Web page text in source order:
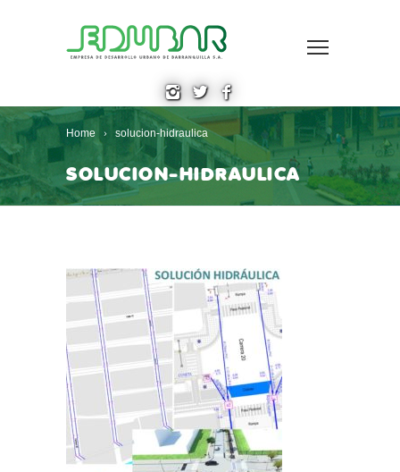
Home solucion-hidraulica
SOLUCION-HIDRAULICA